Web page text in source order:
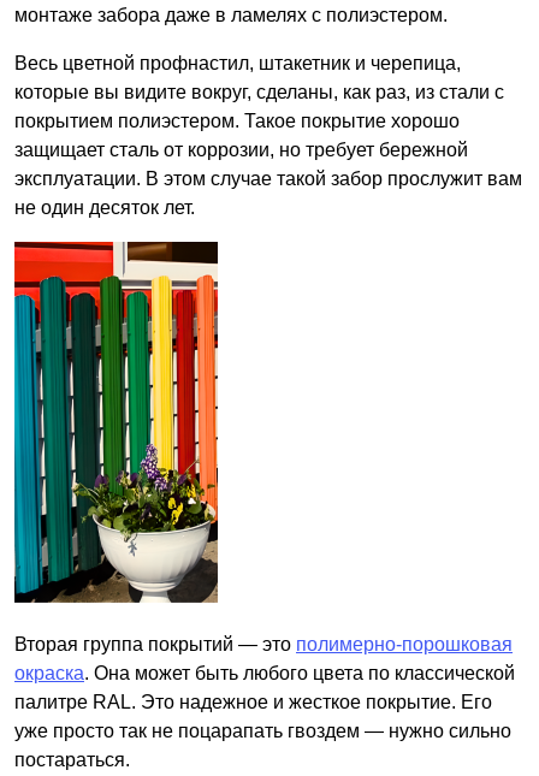
монтаже забора даже в ламелях с полиэстером.
Весь цветной профнастил, штакетник и черепица,
которые вы видите вокруг, сделаны, как раз, из стали с
покрытием полиэстером. Такое покрытие хорошо
защищает сталь от коррозии, но требует бережной
эксплуатации. В этом случае такой забор прослужит вам
не один десяток лет.
Вторая группа покрытий — это полимерно-порошковая
окраска. Она может быть любого цвета по классической
палитре RAL. Это надежное и жесткое покрытие. Его
уже просто так не поцарапать гвоздем — нужно сильно
постараться.